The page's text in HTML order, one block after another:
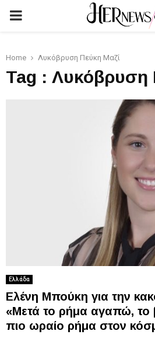
PRIMARY
Home Λυκόβρυση Πεύκη Μαζί
Tag : Λυκόβρυση
Ελλάδα
Ελένη Μπούκη για την
«Μετά το ρήμα αγαπώ, το
πιο ωραίο ρήμα στον